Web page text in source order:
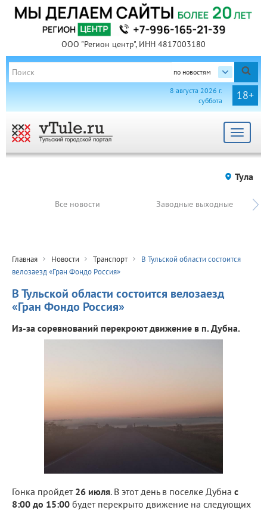
ООО "Регион центр", ИНН 4817003180
по новостям
18+
8 августа 2026 г.
суббота
Toggle
Тула
Все новости Заводные выходные
Главная Новости Транспорт
В Тульской области состоится
велозаезд «Гран Фондо Россия»
В Тульской области состоится велозаезд
«Гран Фондо Россия»
Из-за соревнований перекроют движение в п. Дубна.
Гонка пройдет 26 июля. В этот день в поселке Дубна с
8:00 до 15:00 будет перекрыто движение на следующих